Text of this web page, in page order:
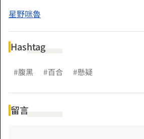
星野咪魯
Hashtag
#腹黑 #百合 #懸疑
留言